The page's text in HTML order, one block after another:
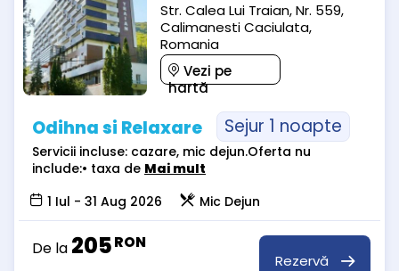
Str. Calea Lui Traian, Nr. 559,
Calimanesti Caciulata,
Romania
Vezi pe
hartă
Odihna si Relaxare Sejur 1 noapte
Servicii incluse: cazare, mic dejun.Oferta nu
include:• taxa de Mai mult
1 Iul - 31 Aug 2026
Mic Dejun
De la 205RON
Rezervă